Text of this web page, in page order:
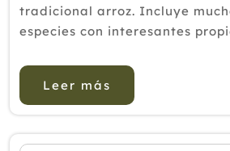
tradicional arroz. Incluye
especies con interesantes
deja indiferente a ningún
paladar.Ingredientes:2
calabaci...
Leer más